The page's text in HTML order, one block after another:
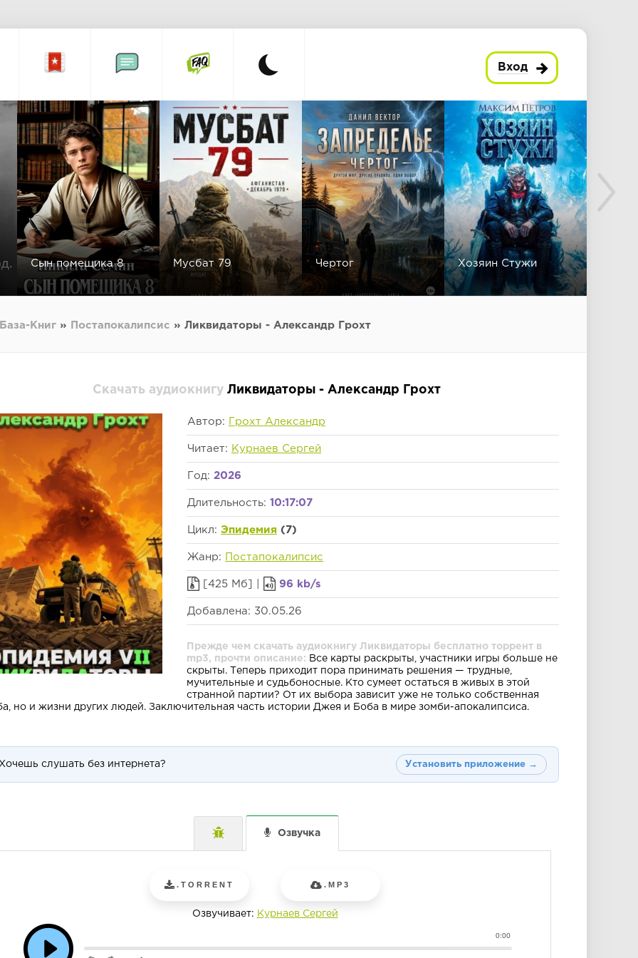
Вход
Сын помещика 8 Мусбат 79 Чертог Хозяин Стужи
База-Книг » Постапокалипсис » Ликвидаторы - Александр Грохт
Скачать аудиокнигу Ликвидаторы - Александр Грохт
Автор: Грохт Александр
Читает: Курнаев Сергей
Год: 2026
Длительность: 10:17:07
Цикл: Эпидемия (7)
Жанр: Постапокалипсис
[425 Мб] | 96 kb/s
Добавлена: 30.05.26
Прежде чем скачать аудиокнигу Ликвидаторы бесплатно торрент в
mp3, прочти описание: Все карты раскрыты, участники игры больше не
скрыты. Теперь приходит пора принимать решения — трудные,
мучительные и судьбоносные. Кто сумеет остаться в живых в этой
странной партии? От их выбора зависит уже не только собственная
но и жизни других людей. Заключительная часть истории Джея и Боба в мире зомби-апокалипсиса.
слушать без интернета? Установить приложение →
Озвучка
.TORRENT .MP3
Озвучивает: Курнаев Сергей
0:00